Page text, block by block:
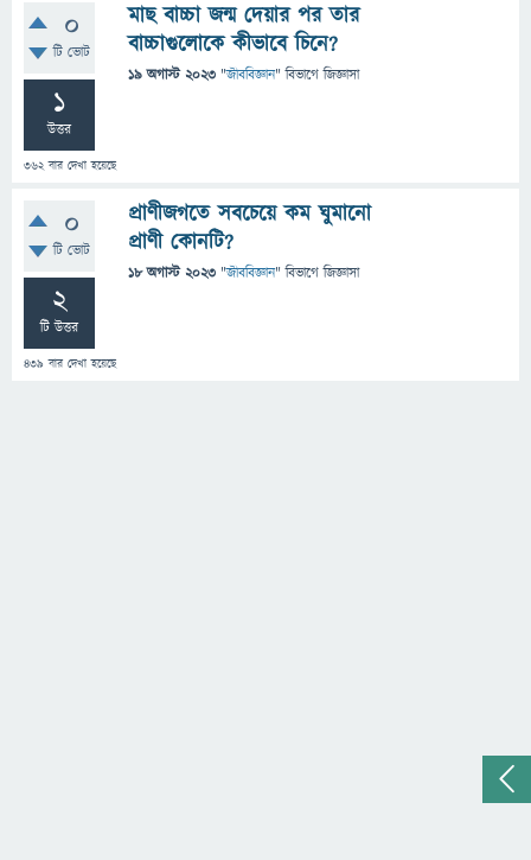
0
টি ভোট
1
উত্তর
362বার দেখা হয়েছে
মাছ বাচ্চা জন্ম দেয়ার পর তার
বাচ্চাগুলোকে কীভাবে চিনে?
19 অগাস্ট 2023 "জীববিজ্ঞান" বিভাগে জিজ্ঞাসা
0
টি ভোট
2
টি উত্তর
439 বার দেখা হয়েছে
প্রাণীজগতে সবচেয়ে কম ঘুমানো
প্রাণী কোনটি?
18 অগাস্ট 2023 "জীববিজ্ঞান" বিভাগে জিজ্ঞাসা